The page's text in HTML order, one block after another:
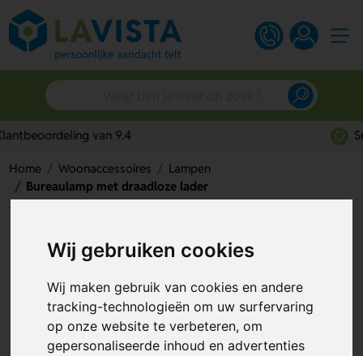
Wij gebruiken cookies
Wij maken gebruik van cookies en andere
tracking-technologieën om uw surfervaring
op onze website te verbeteren, om
gepersonaliseerde inhoud en advertenties
Snelle persoonlijke service
Home Woonaccessoires
Lampen
Bureaulamp met draadloze lader
Bureaulamp met draadloze
lader
Artikelnummer: 291892